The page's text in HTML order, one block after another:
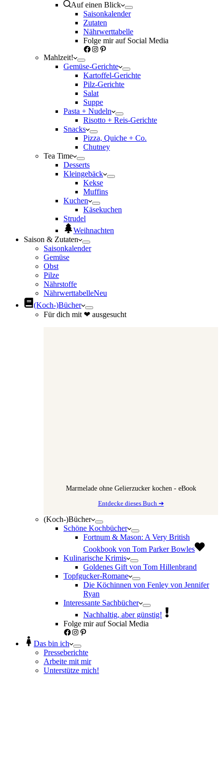
Auf einen Blick
Saisonkalender
Zutaten
Nährwerttabelle
Folge mir auf Social Media
Facebook
Instagram
Pinterest
Mahlzeit!
Gemüse-Gerichte
Kartoffel-Gerichte
Pilz-Gerichte
Salat
Suppe
Pasta + Nudeln
Risotto + Reis-Gerichte
Snacks
Pizza, Quiche + Co.
Chutney
Tea Time
Desserts
Kleingebäck
Kekse
Muffins
Kuchen
Käsekuchen
Strudel
Weihnachten
Saison & Zutaten
Saisonkalender
Gemüse
Obst
Pilze
Nährstoffe
NährwerttabelleNeu
(Koch-)Bücher
Für dich mit ❤ ausgesucht
Marmelade ohne Gelierzucker kochen - eBook
Entdecke dieses Buch ➔
(Koch-)Bücher
Schöne Kochbücher
Fortnum & Mason: A Very British
Cookbook von Tom Parker Bowles
Kulinarische Krimis
Goldenes Gift von Tom Hillenbrand
Topfgucker-Romane
Die Köchinnen von Fenley von Jennifer
Ryan
Interessante Sachbücher
Nachhaltig, aber günstig!
Folge mir auf Social Media
Facebook
Instagram
Pinterest
Das bin ich
Presseberichte
Arbeite mit mir
Unterstütze mich!